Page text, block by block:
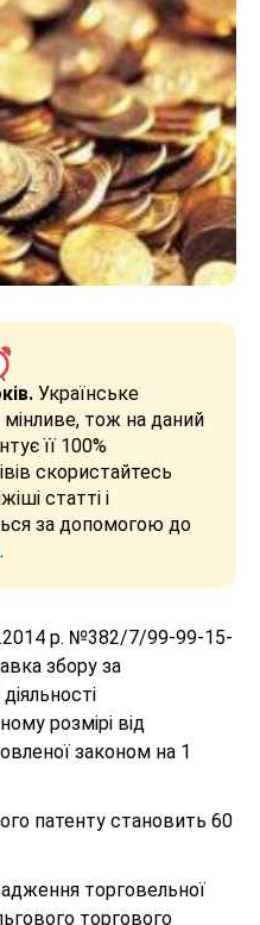
Українське
тож на даний
її 100%
скористайтесь
статті і
за допомогою до
.
р. №382/7/99-99-15-
збору за
розмірі від
законом на 1
патенту становить 60
торговельної
торгового